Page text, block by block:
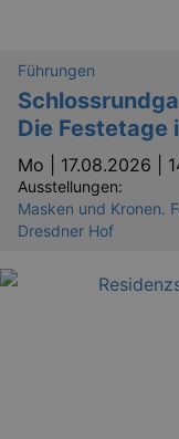
Führungen
Die Festetage
Mo | 17.08.2026 |
Ausstellungen:
Masken und Kronen.
Dresdner Hof